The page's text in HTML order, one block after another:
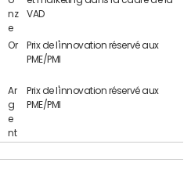
nz
e
VAD
Or
Prix de l'innovation réservé aux
PME/PMI
Ar
g
e
nt
Prix de l'innovation réservé aux
PME/PMI